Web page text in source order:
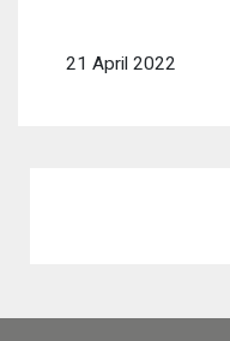
21 April 2022